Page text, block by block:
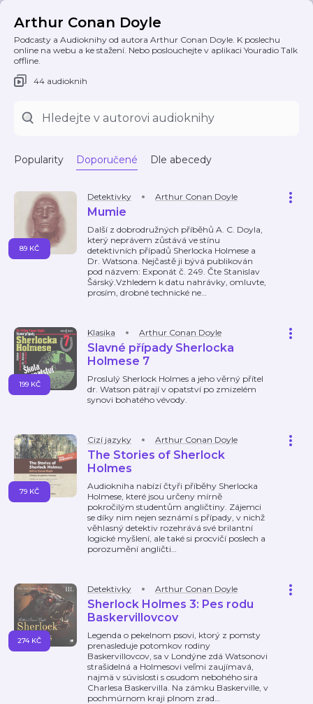
Arthur Conan Doyle
Podcasty a Audioknihy od autora Arthur Conan Doyle. K poslechu
online na webu a ke stažení. Nebo poslouchejte v aplikaci Youradio Talk
offline.
44 audioknih
Popularity Doporučené Dle abecedy
Detektivky Arthur Conan Doyle
Mumie
Další z dobrodružných příběhů A. C. Doyla,
který neprávem zůstává ve stínu
detektivních případů Sherlocka Holmese a
Dr. Watsona. Nejčastě ji bývá publikován
pod názvem: Exponát č. 249. Čte Stanislav
Šárský.Vzhledem k datu nahrávky, omluvte,
prosím, drobné technické ne…
89 KČ
Klasika Arthur Conan Doyle
Slavné případy Sherlocka
Holmese 7
Proslulý Sherlock Holmes a jeho věrný přítel
dr. Watson pátrají v opatství po zmizelém
synovi bohatého vévody.
199 KČ
Cizí jazyky Arthur Conan Doyle
The Stories of Sherlock
Holmes
Audiokniha nabízí čtyři příběhy Sherlocka
Holmese, které jsou určeny mírně
pokročilým studentům angličtiny. Zájemci
se díky nim nejen seznámí s případy, v nichž
věhlasný detektiv rozehrává své brilantní
logické myšlení, ale také si procvičí poslech a
porozumění angličti…
79 KČ
Detektivky Arthur Conan Doyle
Sherlock Holmes 3: Pes rodu
Baskervillovcov
Legenda o pekelnom psovi, ktorý z pomsty
prenasleduje potomkov rodiny
Baskervillovcov, sa v Londýne zdá Watsonovi
strašidelná a Holmesovi veľmi zaujímavá,
najmä v súvislosti s osudom nebohého sira
Charlesa Baskervilla. Na zámku Baskerville, v
pochmúrnom kraji plnom zrad…
274 KČ